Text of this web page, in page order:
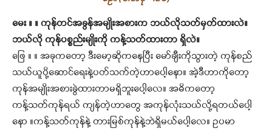
မေး ။ ။ ကုန်တင်အခွန်အမျိုးအစားက ဘယ်လိုသတ်မှတ်ထားလဲ။
ဘယ်လို ကုန်ပစ္စည်းမျိုးကို ကန့်သတ်ထားတာ ရှိလဲ။
ဖြေ ။ ။ အခုကတော့ ဒီးမော့ဆိုကနေပြီး မော်ချီးကိုသွားတဲ့ ကုန်စည်
သယ်ယူပို့ဆောင်ရေးနဲ့ပတ်သက်တဲ့ဟာပေါ့နော။ အဲ့ဒီဟာကိုတော့
ကုန်အမျိုးအစားခွဲထားတာမရှိဘူးပေါ့လေ။ အဓိကတော့
ကန့်သတ်ကုန်ရယ် ကျန်တဲ့ဟာတွေ အကုန်လုံးသယ်လို့ရတယ်ပေါ့
နော ။ကန့်သတ်ကုန်နဲ့ တားမြစ်ကုန်နဲ့ဘဲရှိမယ်ပေါ့လေ။ ဥပမာ